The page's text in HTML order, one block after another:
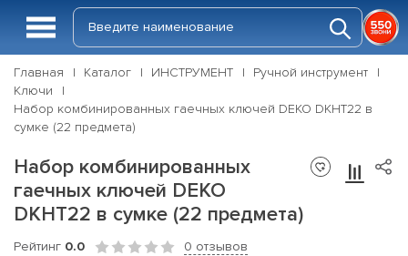
Главная Каталог ИНСТРУМЕНТ
Ручной инструмент
Ключи
Набор комбинированных гаечных ключей DEKO DKHT22 в
сумке (22 предмета)
Набор комбинированных
гаечных ключей DEKO
DKHT22 в сумке (22 предмета)
Рейтинг 0.0 0 отзывов